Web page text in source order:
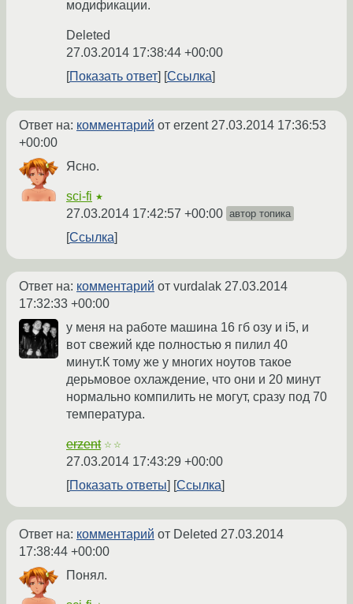
модификации.
Deleted
27.03.2014 17:38:44 +00:00
Показать ответ
Ссылка
Ответ на: комментарий от erzent 27.03.2014 17:36:53
+00:00
Ясно.
sci-fi ★
27.03.2014 17:42:57 +00:00 автор топика
Ссылка
Ответ на: комментарий от vurdalak 27.03.2014
17:32:33 +00:00
у меня на работе машина 16 гб озу и i5, и
вот свежий кде полностью я пилил 40
минут.К тому же у многих ноутов такое
дерьмовое охлаждение, что они и 20 минут
нормально компилить не могут, сразу под 70
температура.
erzent ☆☆
27.03.2014 17:43:29 +00:00
Показать ответы
Ссылка
Ответ на: комментарий от Deleted 27.03.2014
17:38:44 +00:00
Понял.